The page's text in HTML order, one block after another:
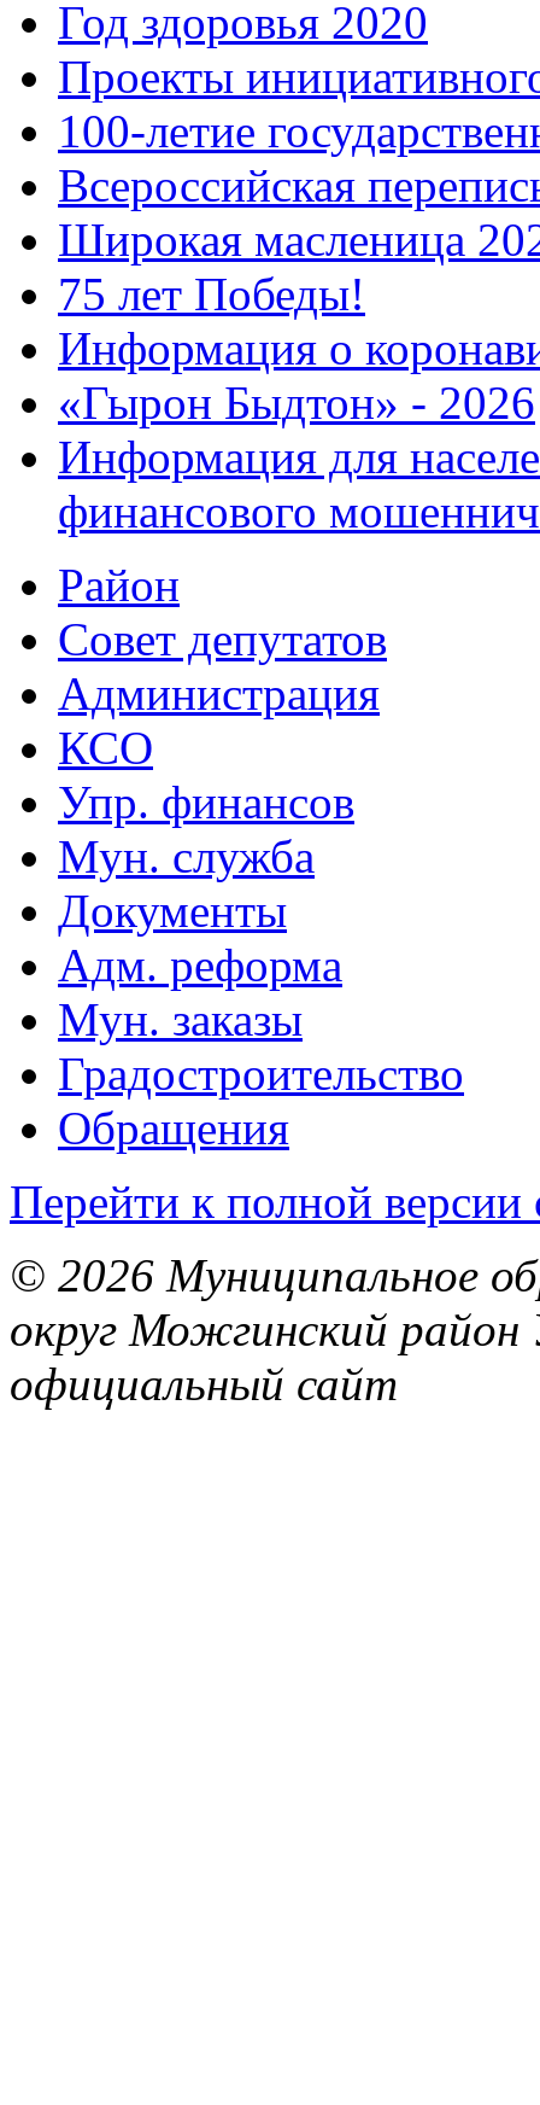
Год здоровья 2020
Проекты
100-летие
Всероссийская
Широкая масленица
75 лет Победы!
Информация о
«Гырон Быдтон» - 2026
Информация для
финансового
Район
Совет депутатов
Администрация
КСО
Упр. финансов
Мун. служба
Документы
Адм. реформа
Мун. заказы
Градостроительство
Обращения
Перейти к полной версии
© 2026 Муниципальное
округ Можгинский район
официальный сайт